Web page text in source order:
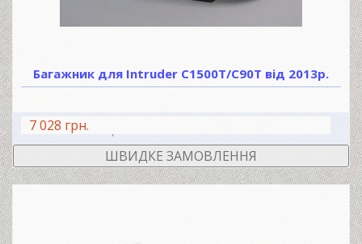
Багажник для Intruder C1500T/C90T від 2013р.
7 028 грн.
ШВИДКЕ ЗАМОВЛЕННЯ